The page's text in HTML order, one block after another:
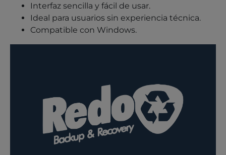
Interfaz sencilla y fácil de usar.
Ideal para usuarios sin experiencia técnica.
Compatible con Windows.